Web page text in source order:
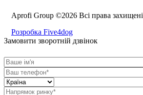
Aprofi Group ©2026 Всі права захищені
Розробка Five4dog
Замовити зворотній дзвінок